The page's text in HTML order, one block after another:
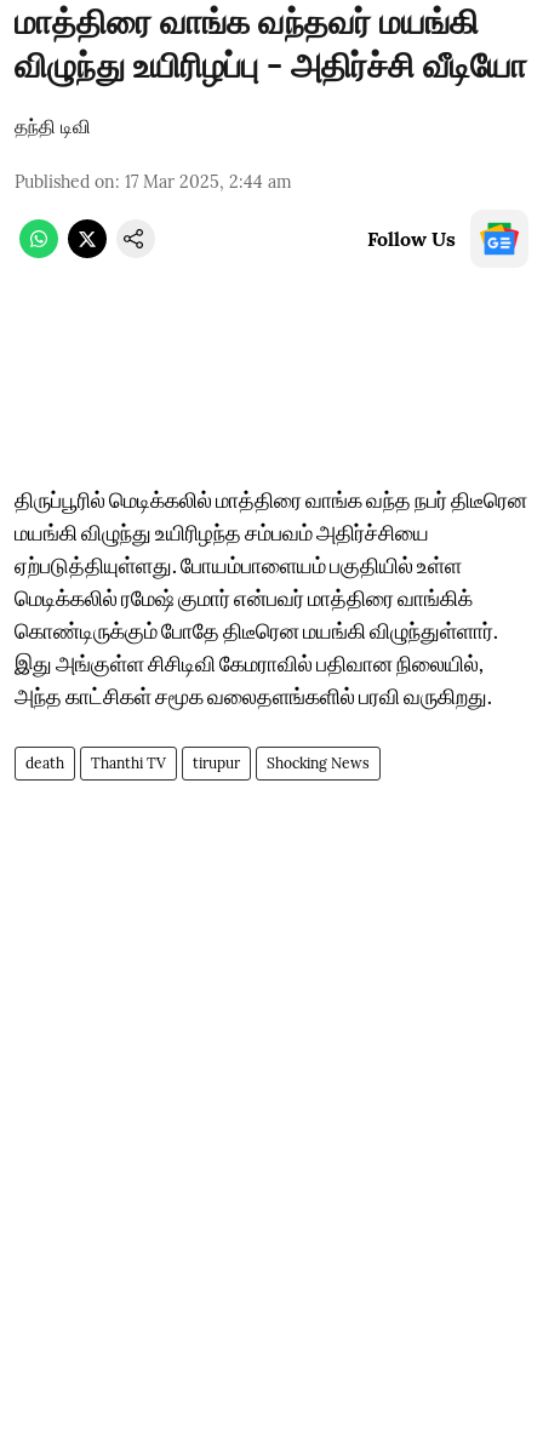
மாத்திரை வாங்க வந்தவர் மயங்கி
விழுந்து உயிரிழப்பு - அதிர்ச்சி வீடியோ
தந்தி டிவி
Published on: 17 Mar 2025, 2:44 am
Follow Us
திருப்பூரில் மெடிக்கலில் மாத்திரை வாங்க வந்த நபர் திடீரென
மயங்கி விழுந்து உயிரிழந்த சம்பவம் அதிர்ச்சியை
ஏற்படுத்தியுள்ளது. போயம்பாளையம் பகுதியில் உள்ள
மெடிக்கலில் ரமேஷ் குமார் என்பவர் மாத்திரை வாங்கிக்
கொண்டிருக்கும் போதே திடீரென மயங்கி விழுந்துள்ளார்.
இது அங்குள்ள சிசிடிவி கேமராவில் பதிவான நிலையில்,
அந்த காட்சிகள் சமூக வலைதளங்களில் பரவி வருகிறது.
death Thanthi TV tirupur Shocking News